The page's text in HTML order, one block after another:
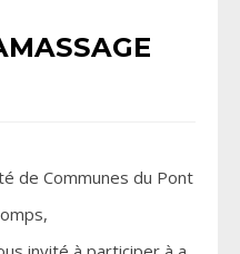
de Communes du Pont